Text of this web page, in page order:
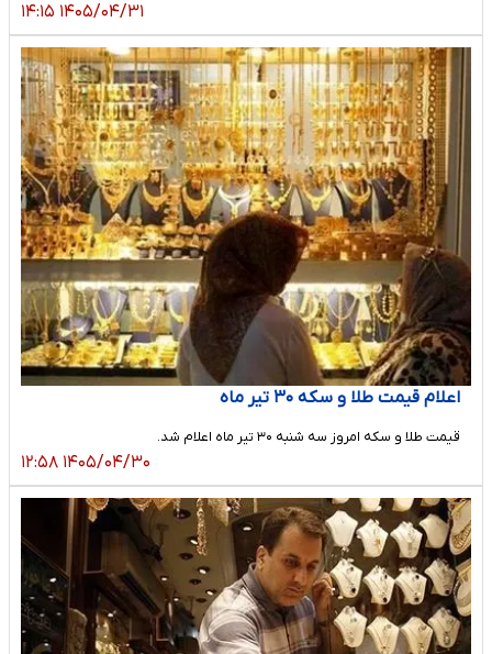
۱۴۰۵/۰۴/۳۱ ۱۴:۱۵
اعلام قیمت طلا و سکه ۳۰ تیر ماه
قیمت طلا و سکه امروز سه شنبه ۳۰ تیر ماه اعلام شد.
۱۴۰۵/۰۴/۳۰ ۱۲:۵۸